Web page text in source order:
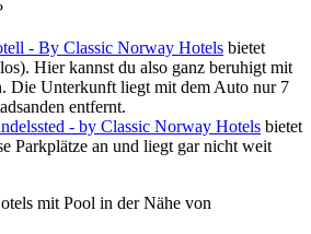
- By Classic Norway Hotels bietet
Hier kannst du also ganz beruhigt mit
Die Unterkunft liegt mit dem Auto nur 7
entfernt.
- by Classic Norway Hotels bietet
Parkplätze an und liegt gar nicht weit
mit Pool in der Nähe von